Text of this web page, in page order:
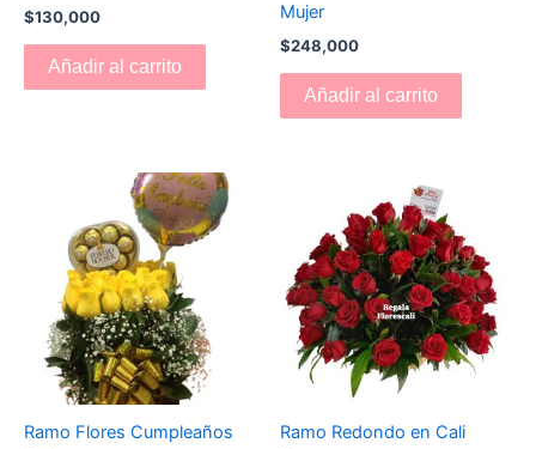
$130,000
Añadir al carrito
Mujer
$248,000
Añadir al carrito
Ramo Flores Cumpleaños
Ramo Redondo en Cali